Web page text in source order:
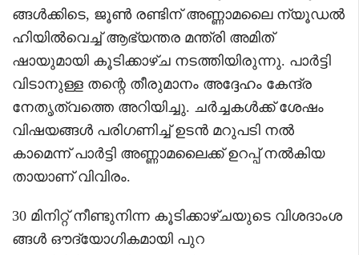
ങ്ങൾക്കിടെ, ജൂൺ രണ്ടിന് അണ്ണാമലൈ ന്യൂഡൽ
ഹിയിൽവെച്ച് ആഭ്യന്തര മന്ത്രി അമിത്
ഷായുമായി കൂടിക്കാഴ്ച നടത്തിയിരുന്നു. പാർട്ടി
വിടാനുള്ള തന്റെ തീരുമാനം അദ്ദേഹം കേന്ദ്ര
നേതൃത്വത്തെ അറിയിച്ചു. ചർച്ചകൾക്ക് ശേഷം
വിഷയങ്ങൾ പരിഗണിച്ച് ഉടൻ മറുപടി നൽ
കാമെന്ന് പാർട്ടി അണ്ണാമലൈക്ക് ഉറപ്പ് നൽകിയ
തായാണ് വിവിരം.
30 മിനിറ്റ് നീണ്ടുനിന്ന കൂടിക്കാഴ്ചയുടെ വിശദാംശ
ങ്ങൾ ഔദ്യോഗികമായി പുറ